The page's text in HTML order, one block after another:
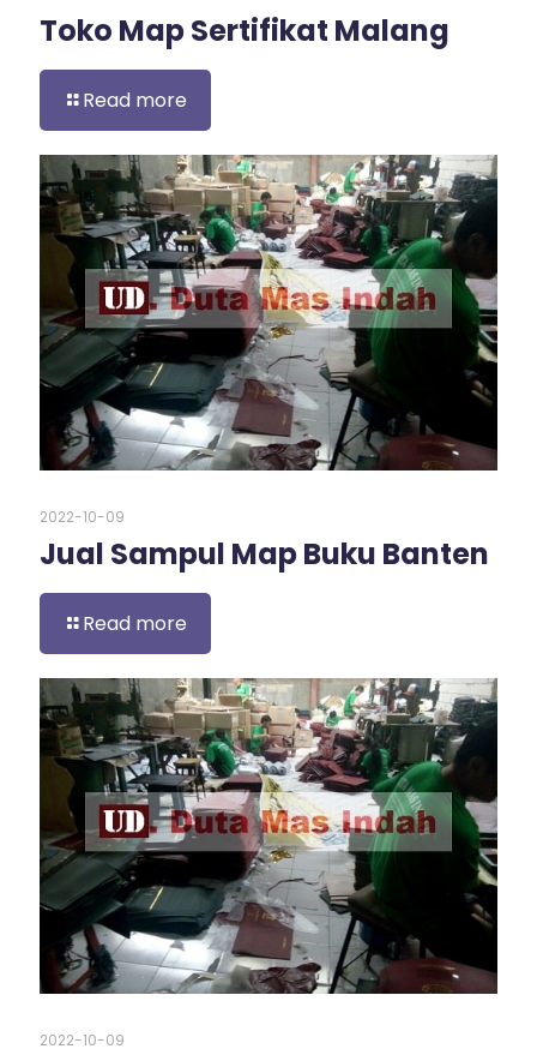
Toko Map Sertifikat Malang
Read more
2022-10-09
Jual Sampul Map Buku Banten
Read more
2022-10-09